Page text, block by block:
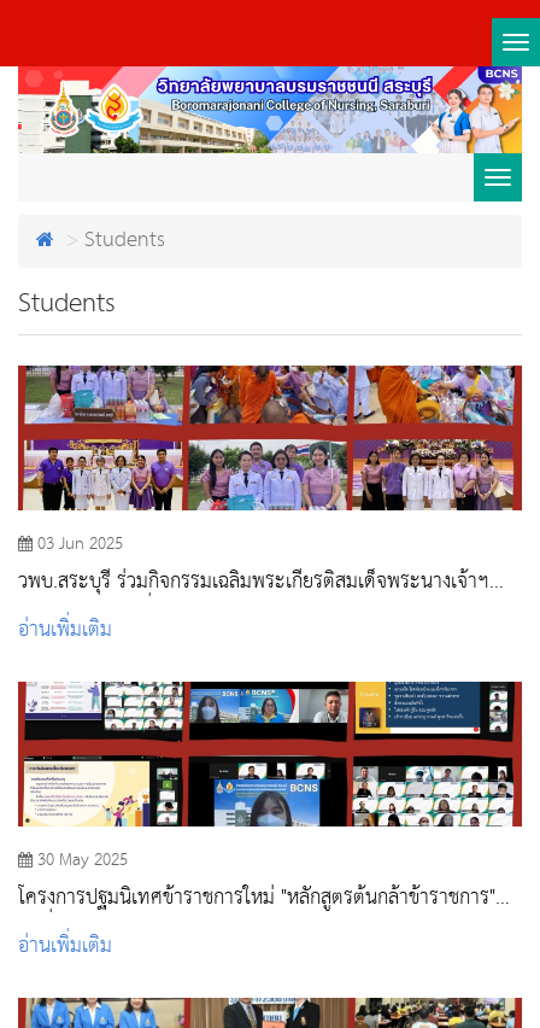
Students
Students
03 Jun 2025
วพบ.สระบุรี ร่วมกิจกรรมเฉลิมพระเกียรติสมเด็จพระนางเจ้าฯ
พระบรมราชินี เนื่องในโอกาสวันเฉลิมพระชนมพรรษา 3 มิถุนายน
2568
อ่านเพิ่มเติม
30 May 2025
โครงการปฐมนิเทศข้าราชการใหม่ "หลักสูตรต้นกล้าข้าราชการ"
รุ่นที่ 3 ปีงบประมาณ 2568
อ่านเพิ่มเติม